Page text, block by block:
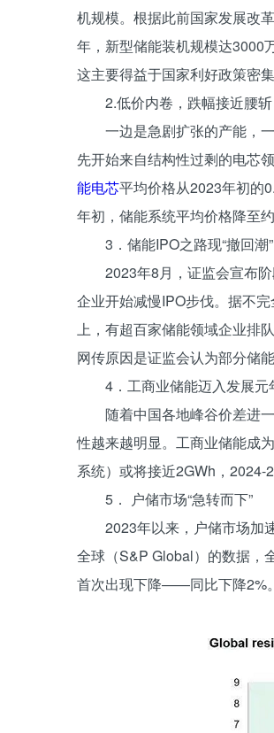
机规模。根据此前国家发展改
年，新型储能装机规模达3000
这主要得益于国家利好政策密
2.低价内卷，跌幅接近腰斩
一边是急剧扩张的产能，
先开始来自结构性过剩的电芯
能电芯平均价格从2023年初的
年初，储能系统平均价格降至
3．储能IPO之路现“撤回潮”
2023年8月，证监会宣布
企业开始减慢IPO步伐。据不
上，有超百家储能领域企业排
网传原因是证监会认为部分储
4．工商业储能迈入发展元
随着中国各地峰谷价差进
性越来越明显。工商业储能成
系统）或将接近2GWh，2024-
5． 户储市场“急转而下”
2023年以来，户储市场加
全球（S&P Global）的数据，
首次出现下降——同比下降2%。